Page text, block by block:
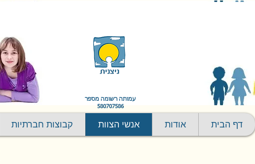
עמותה רשומה מספר
580707586
קבוצות חברתיות אנשי הצוות אודות דף הבית